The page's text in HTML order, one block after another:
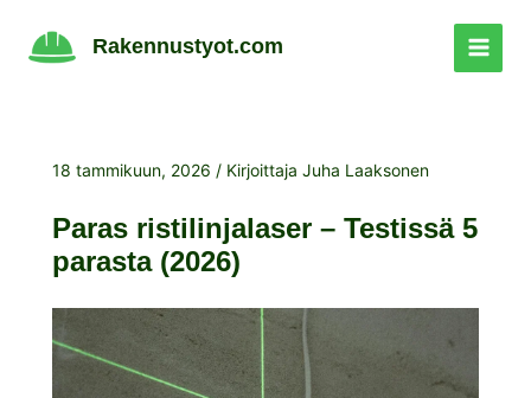
sisältöön
Rakennustyot.com
18 tammikuun, 2026 / Kirjoittaja Juha Laaksonen
Paras ristilinjalaser – Testissä 5
parasta (2026)